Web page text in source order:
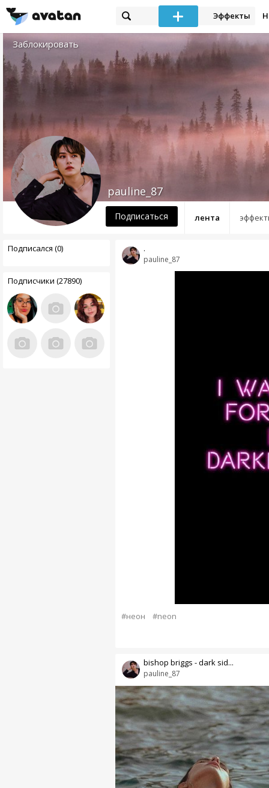
Эффекты
Заблокировать
лента
pauline_87
Подписаться
Подписался (0)
Подписчики (27890)
pauline_87
.
#неон #neon
pauline_87
bishop briggs - dark sid...